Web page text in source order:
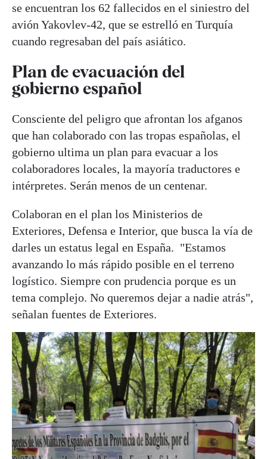
se encuentran los 62 fallecidos en el siniestro del
avión Yakovlev-42, que se estrelló en Turquía
cuando regresaban del país asiático.
Plan de evacuación del
gobierno español
Consciente del peligro que afrontan los afganos
que han colaborado con las tropas españolas, el
gobierno ultima un plan para evacuar a los
colaboradores locales, la mayoría traductores e
intérpretes. Serán menos de un centenar.
Colaboran en el plan los Ministerios de
Exteriores, Defensa e Interior, que busca la vía de
darles un estatus legal en España. "Estamos
avanzando lo más rápido posible en el terreno
logístico. Siempre con prudencia porque es un
tema complejo. No queremos dejar a nadie atrás",
señalan fuentes de Exteriores.